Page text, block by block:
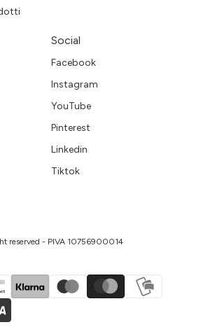
Social
Facebook
Instagram
YouTube
Pinterest
Linkedin
Tiktok
reserved - PIVA 10756900014